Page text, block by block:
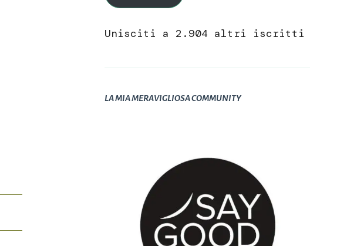
Unisciti a 2.904 altri iscritti
LA MIA MERAVIGLIOSA COMMUNITY